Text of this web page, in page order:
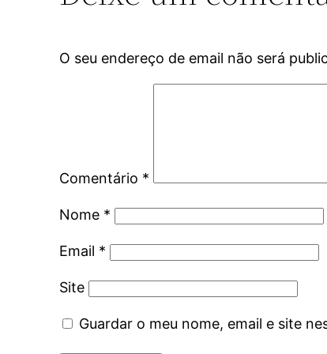
O seu endereço de email não será
Comentário *
Nome *
Email *
Site
Guardar o meu nome, email e site